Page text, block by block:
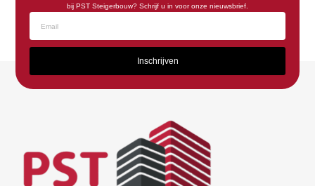
bij PST Steigerbouw? Schrijf u in voor onze nieuwsbrief.
Inschrijven